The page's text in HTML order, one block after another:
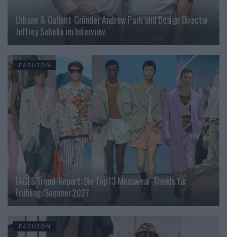
Urbane & Gallant-Gründer Andrew Park und Design Director
Jeffrey Sebelia im Interview
FASHION
FACES Trend-Report: Die Top 13 Menswear-Trends für
Frühling/Sommer 2027
FASHION